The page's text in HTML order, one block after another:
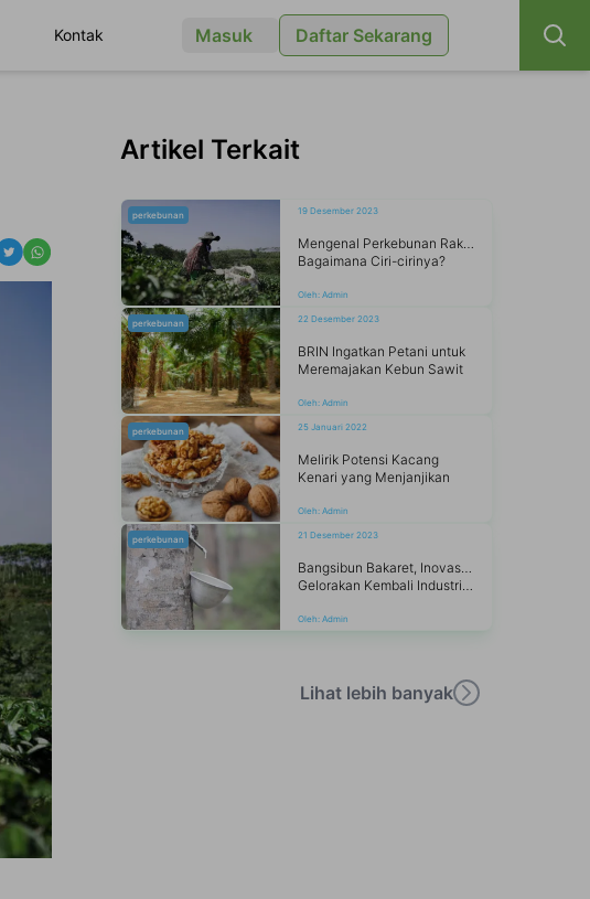
Kontak Masuk Daftar Sekarang
Artikel Terkait
perkebunan 19 Desember 2023
Mengenal Perkebunan Rakyat dan
Bagaimana Ciri-cirinya?
Oleh: Admin
perkebunan 22 Desember 2023
BRIN Ingatkan Petani untuk
Meremajakan Kebun Sawit
Oleh: Admin
perkebunan 25 Januari 2022
Melirik Potensi Kacang
Kenari yang Menjanjikan
Oleh: Admin
perkebunan 21 Desember 2023
Bangsibun Bakaret, Inovasi Kalsel
Gelorakan Kembali Industri Karet
Oleh: Admin
Lihat lebih banyak